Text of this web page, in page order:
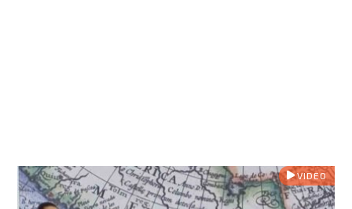
VIDEO